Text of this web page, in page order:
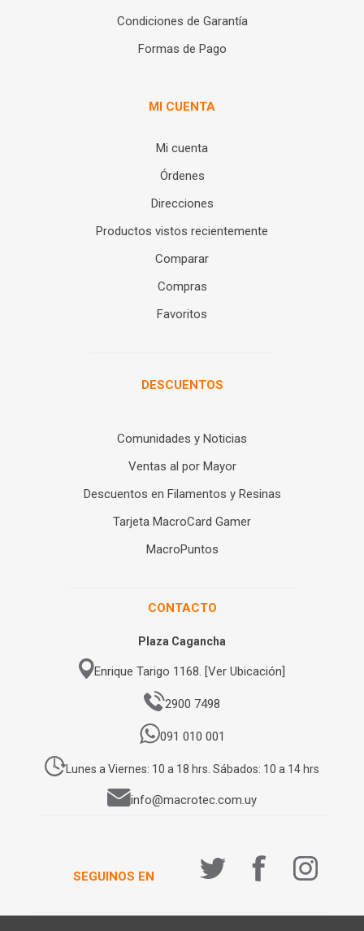
Condiciones de Garantía
Formas de Pago
MI CUENTA
Mi cuenta
Órdenes
Direcciones
Productos vistos recientemente
Comparar
Compras
Favoritos
DESCUENTOS
Comunidades y Noticias
Ventas al por Mayor
Descuentos en Filamentos y Resinas
Tarjeta MacroCard Gamer
MacroPuntos
CONTACTO
Plaza Cagancha
Enrique Tarigo 1168. [Ver Ubicación]
2900 7498
091 010 001
Lunes a Viernes: 10 a 18 hrs. Sábados: 10 a 14 hrs
info@macrotec.com.uy
SEGUINOS EN